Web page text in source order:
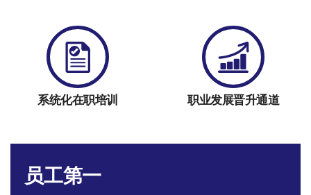
系统化在职培训 职业发展晋升通道
员工第一